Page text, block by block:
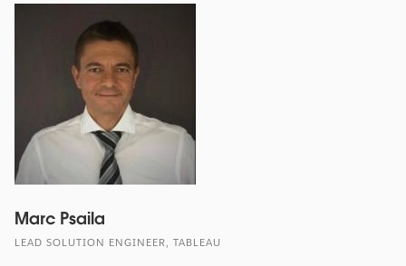
Marc Psaila
LEAD SOLUTION ENGINEER, TABLEAU